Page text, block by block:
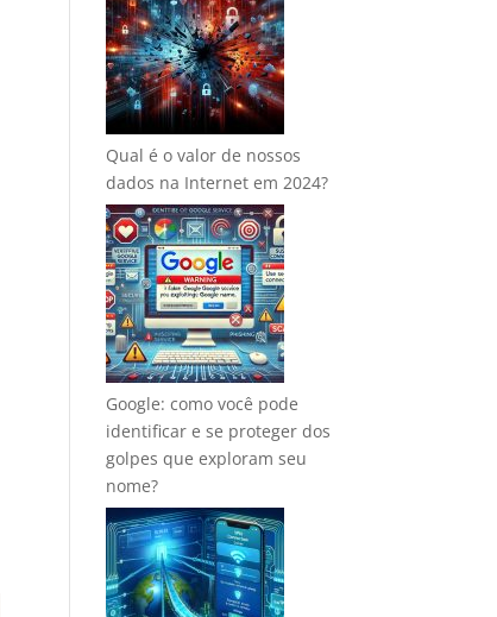
Qual é o valor de nossos
dados na Internet em 2024?
Google: como você pode
identificar e se proteger dos
golpes que exploram seu
nome?